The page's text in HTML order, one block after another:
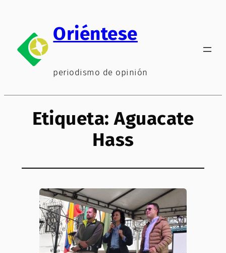
contenido
Oriéntese
periodismo de opinión
Etiqueta:Aguacate
Hass